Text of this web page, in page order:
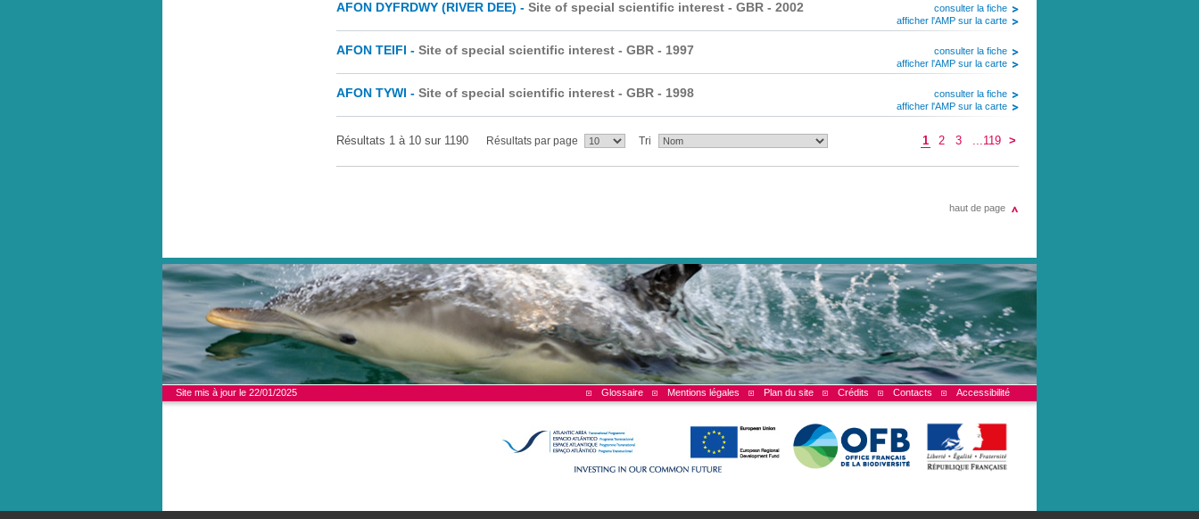
AFON DYFRDWY (RIVER DEE) - Site of special scientific interest - GBR - 2002
consulter la fiche
afficher l'AMP sur la carte
AFON TEIFI - Site of special scientific interest - GBR - 1997
consulter la fiche
afficher l'AMP sur la carte
AFON TYWI - Site of special scientific interest - GBR - 1998
consulter la fiche
afficher l'AMP sur la carte
Résultats 1 à 10 sur 1190 Résultats par page Tri 1 2 3 ...119 >
haut de page
Glossaire Mentions légales Plan du site Crédits Contacts Accessibilité
Site mis à jour le 22/01/2025